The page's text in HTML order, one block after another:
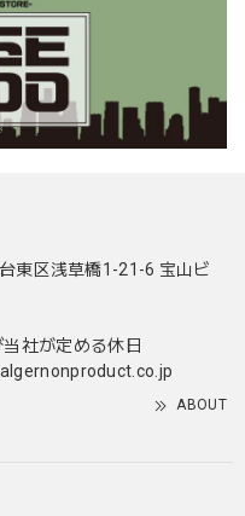
東区浅草橋1-21-6 宝山ビ
社が定める休日
ABOUT